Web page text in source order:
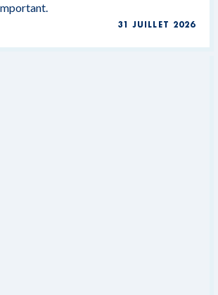
31 JUILLET 2026